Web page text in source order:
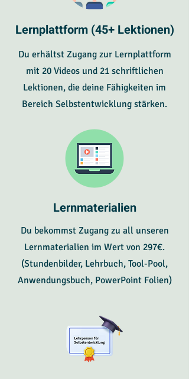
Lernplattform (45+ Lektionen)
Du erhältst Zugang zur Lernplattform
mit 20 Videos und 21 schriftlichen
Lektionen, die deine Fähigkeiten im
Bereich Selbstentwicklung stärken.
Lernmaterialien
Du bekommst Zugang zu all unseren
Lernmaterialien im Wert von 297€.
(Stundenbilder, Lehrbuch, Tool-Pool,
Anwendungsbuch, PowerPoint Folien)